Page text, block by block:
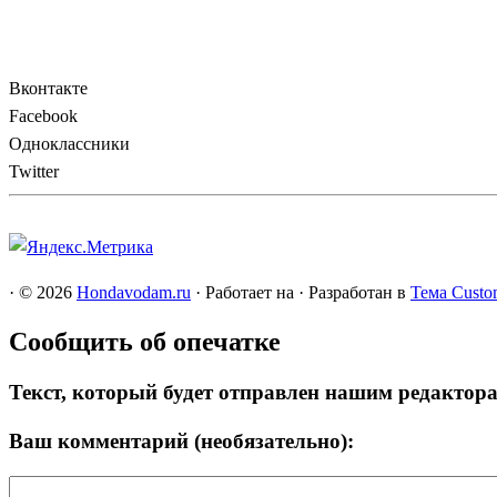
Вконтакте
Facebook
Одноклассники
Twitter
· © 2026 Hondavodam.ru · Работает на · Разработан в Тема
Сообщить об опечатке
Текст, который будет отправлен нашим
Ваш комментарий (необязательно):